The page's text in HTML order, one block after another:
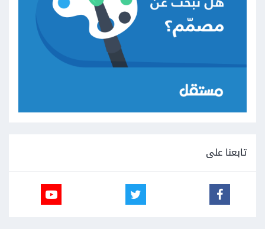
تابعنا على